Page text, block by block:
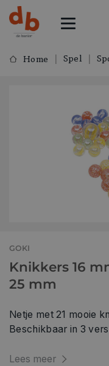
Home Spel
GOKI
Knikkers 16
25 mm
Netje met 21 mooie
Beschikbaar in 3
Lees meer